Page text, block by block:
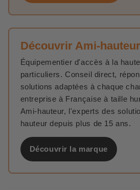
Découvrir Ami-hauteur
Équipementier d'accès à la
particuliers. Conseil direct,
solutions adaptées à chaque
entreprise à Française à taille
Ami-hauteur, l'experts des
hauteur depuis plus de 15 ans.
Découvrir la marque